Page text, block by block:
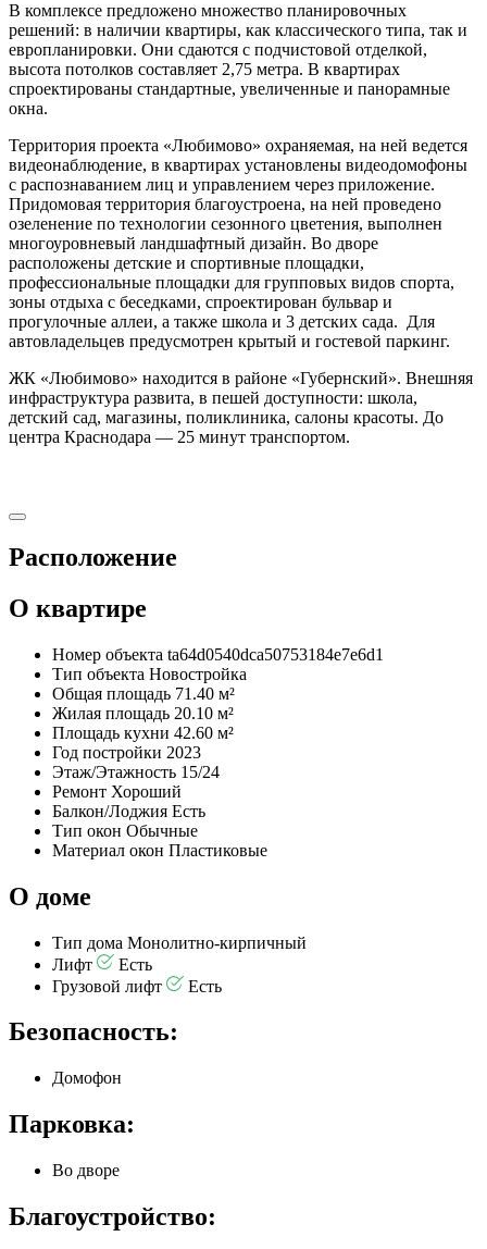
В комплексе предложено множество планировочных
решений: в наличии квартиры, как классического типа, так и
европланировки. Они сдаются с подчистовой отделкой,
высота потолков составляет 2,75 метра. В квартирах
спроектированы стандартные, увеличенные и панорамные
окна.
Территория проекта «Любимово» охраняемая, на ней ведется
видеонаблюдение, в квартирах установлены видеодомофоны
с распознаванием лиц и управлением через приложение.
Придомовая территория благоустроена, на ней проведено
озеленение по технологии сезонного цветения, выполнен
многоуровневый ландшафтный дизайн. Во дворе
расположены детские и спортивные площадки,
профессиональные площадки для групповых видов спорта,
зоны отдыха с беседками, спроектирован бульвар и
прогулочные аллеи, а также школа и 3 детских сада. Для
автовладельцев предусмотрен крытый и гостевой паркинг.
ЖК «Любимово» находится в районе «Губернский». Внешняя
инфраструктура развита, в пешей доступности: школа,
детский сад, магазины, поликлиника, салоны красоты. До
центра Краснодара — 25 минут транспортом.
Расположение
О квартире
Номер объекта ta64d0540dca50753184e7e6d1
Тип объекта Новостройка
Общая площадь 71.40 м²
Жилая площадь 20.10 м²
Площадь кухни 42.60 м²
Год постройки 2023
Этаж/Этажность 15/24
Ремонт Хороший
Балкон/Лоджия Есть
Тип окон Обычные
Материал окон Пластиковые
О доме
Тип дома Монолитно-кирпичный
Лифт
Есть
Грузовой лифт
Есть
Безопасность:
Домофон
Парковка:
Во дворе
Благоустройство: